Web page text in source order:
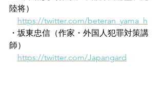
陸将）
https://twitter.com/beteran_yama_h
・坂東忠信（作家・外国人犯罪対策講
師）
https://twitter.com/Japangard